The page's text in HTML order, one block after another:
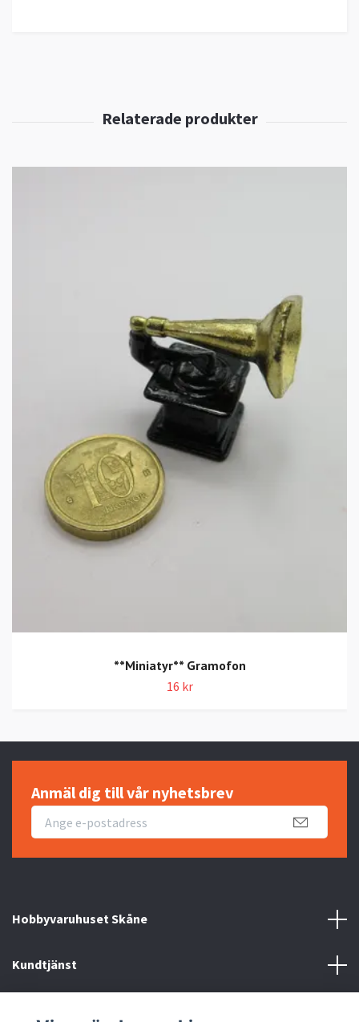
**Miniatyr** Gramofon
16 kr
Anmäl dig till vår nyhetsbrev
Hobbyvaruhuset Skåne
Kundtjänst